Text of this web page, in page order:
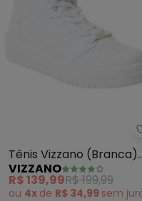
Tênis Vizzano (Branca)
em Sintético
VIZZANO
R$ 139,99R$ 199,99
ou 4x de R$ 34,99 sem